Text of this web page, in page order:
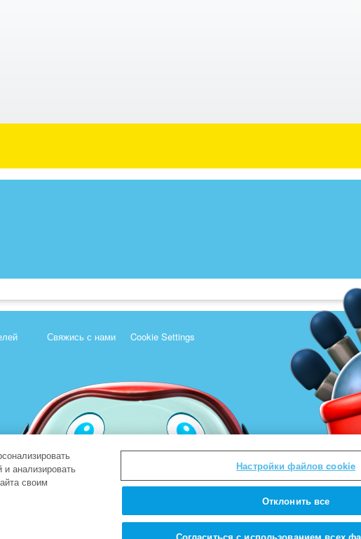
Свяжись с нами Cookie Settings
анализировать
своим
Настройки файлов cookie
Отклонить все